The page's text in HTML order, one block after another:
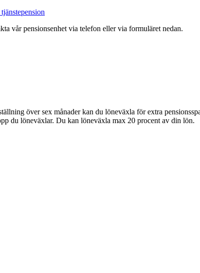
vår pensionsenhet via telefon eller via formuläret nedan.
över sex månader kan du löneväxla för extra
du löneväxlar. Du kan löneväxla max 20 procent av din lön.